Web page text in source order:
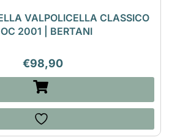
VALPOLICELLA CLASSICO
2001 | BERTANI
€98,90